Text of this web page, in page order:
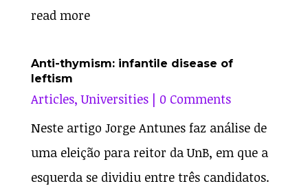
read more
Anti-thymism: infantile disease of
leftism
Articles,Universities| 0 Comments
Neste artigo Jorge Antunes faz análise de
uma eleição para reitor da UnB, em que a
esquerda se dividiu entre três candidatos.